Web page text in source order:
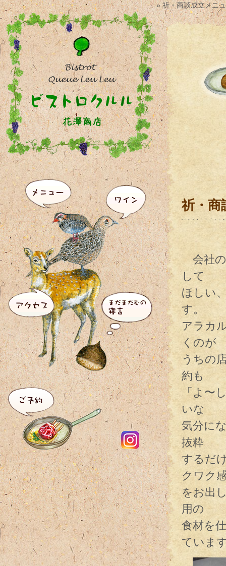
» 祈・商談成立メニ
祈・商
会社の
して
ほしい
す。
アラカ
くのが
うちの
約も
「よ〜
いな
気分に
抜粋
するだ
クワク
をお出
用の
食材を
ていま